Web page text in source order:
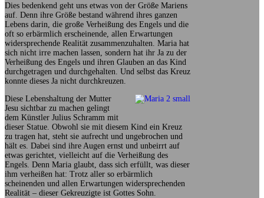
Dies bedenkend geht uns etwas von der Größe Mariens
auf. Denn ihre Größe bestand während ihres ganzen
Lebens darin, die große Verheißung des Engels und die
oft so erbärmlich erscheinende, allen Erwartungen
widersprechende Realität zusammenzuhalten. Maria hat
sich nicht irre machen lassen, sondern hat ihr Ja zu der
Verheißung des Engels und ihren Glauben an das Kind
durchgetragen und durchgehalten. Und selbst das Kreuz
konnte dieses Ja nicht durchkreuzen.
Diese Lebenshaltung der Mutter
Jesu sichtbar zu machen gelingt
dem Künstler Julius Schramm mit
dieser Statue. Obwohl sie mit diesem Kind ein Kreuz
zu tragen hat, steht sie aufrecht und ungebrochen und
hält es. Dabei sind ihre Augen ernst und unbeirrt auf
etwas gerichtet, vielleicht auf die Verheißung des
Engels. Denn Maria glaubt, dass sich erfüllt, was dieser
ihm verheißen hat: Trotz aller so erbärmlich
scheinenden und allen Erwartungen widersprechenden
Realität – dieser Gekreuzigte ist Gottes Sohn.